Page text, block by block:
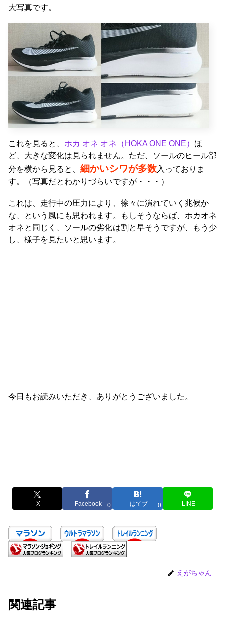
大写真です。
これを見ると、 ホカ オネ オネ（HOKA ONE ONE） ほ
ど、大きな変化は見られません。ただ、ソールのヒール部
分を横から見ると、 細かいシワが多数入っておりま
す。（写真だとわかりづらいですが・・・）
これは、走行中の圧力により、徐々に潰れていく兆候か
な、という風にも思われます。もしそうならば、ホカオネ
オネと同じく、ソールの劣化は割と早そうですが、もう少
し、様子を見たいと思います。
今日もお読みいただき、ありがとうございました。
X Facebook 0 はてブ 0 LINE
えがちゃん
関連記事